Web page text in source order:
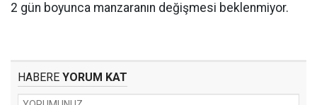
2 gün boyunca manzaranın değişmesi beklenmiyor.
HABERE YORUM KAT